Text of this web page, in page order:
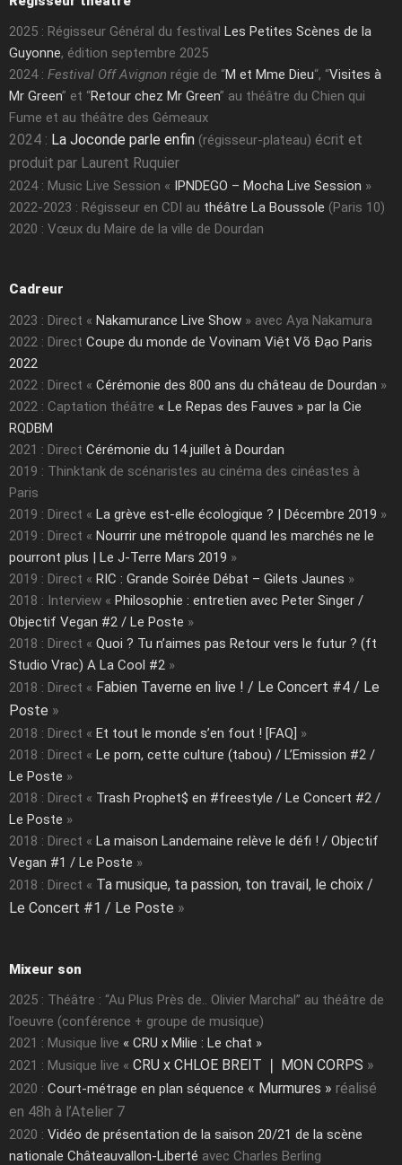
2025 : Régisseur Général du festival Les Petites Scènes de la
Guyonne, édition septembre 2025
2024 : Festival Off Avignon régie de “M et Mme Dieu“, “Visites à
Mr Green” et “Retour chez Mr Green” au théâtre du Chien qui
Fume et au théâtre des Gémeaux
2024 : La Joconde parle enfin (régisseur-plateau) écrit et
produit par Laurent Ruquier
2024 : Music Live Session « IPNDEGO – Mocha Live Session »
2022-2023 : Régisseur en CDI au théâtre La Boussole (Paris 10)
2020 : Vœux du Maire de la ville de Dourdan
Cadreur
2023 : Direct « Nakamurance Live Show » avec Aya Nakamura
2022 : Direct Coupe du monde de Vovinam Việt Võ Đạo Paris
2022
2022 : Direct « Cérémonie des 800 ans du château de Dourdan »
2022 : Captation théâtre « Le Repas des Fauves » par la Cie
RQDBM
2021 : Direct Cérémonie du 14 juillet à Dourdan
2019 : Thinktank de scénaristes au cinéma des cinéastes à
Paris
2019 : Direct « La grève est-elle écologique ? | Décembre 2019 »
2019 : Direct « Nourrir une métropole quand les marchés ne le
pourront plus | Le J-Terre Mars 2019 »
2019 : Direct « RIC : Grande Soirée Débat – Gilets Jaunes »
2018 : Interview « Philosophie : entretien avec Peter Singer /
Objectif Vegan #2 / Le Poste »
2018 : Direct « Quoi ? Tu n’aimes pas Retour vers le futur ? (ft
Studio Vrac) A La Cool #2 »
2018 : Direct « Fabien Taverne en live ! / Le Concert #4 / Le
Poste »
2018 : Direct « Et tout le monde s’en fout ! [FAQ] »
2018 : Direct « Le porn, cette culture (tabou) / L’Emission #2 /
Le Poste »
2018 : Direct « Trash Prophet$ en #freestyle / Le Concert #2 /
Le Poste »
2018 : Direct « La maison Landemaine relève le défi ! / Objectif
Vegan #1 / Le Poste »
2018 : Direct « Ta musique, ta passion, ton travail, le choix /
Le Concert #1 / Le Poste »
Mixeur son
2025 : Théâtre : “Au Plus Près de.. Olivier Marchal” au théâtre de
l’oeuvre (conférence + groupe de musique)
2021 : Musique live « CRU x Milie : Le chat »
2021 : Musique live « CRU x CHLOE BREIT ❘ MON CORPS »
2020 : Court-métrage en plan séquence « Murmures » réalisé
en 48h à l’Atelier 7
2020 : Vidéo de présentation de la saison 20/21 de la scène
nationale Châteauvallon-Liberté avec Charles Berling